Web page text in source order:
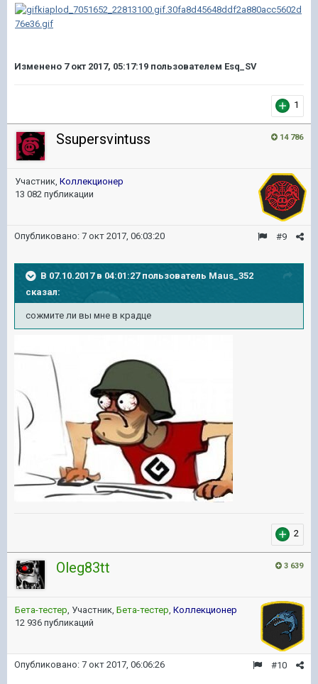
Изменено 7 окт 2017, 05:17:19 пользователем Esq_SV
1
14 786
Ssupersvintuss
Участник, Коллекционер
13 082 публикации
#9
Опубликовано: 7 окт 2017, 06:03:20
В 07.10.2017 в 04:01:27 пользователь Maus_352
сказал:
сожмите ли вы мне в крадце
2
3 639
Oleg83tt
Бета-тестер, Участник, Бета-тестер, Коллекционер
12 936 публикаций
#10
Опубликовано: 7 окт 2017, 06:06:26